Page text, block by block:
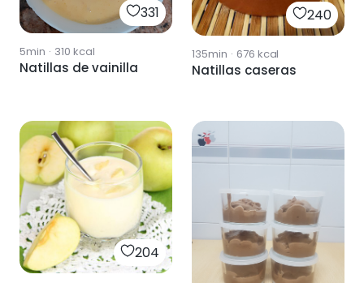
331
5min · 310 kcal
Natillas de vainilla
240
135min · 676 kcal
Natillas caseras
204